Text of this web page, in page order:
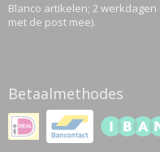
Blanco artikelen; 2
met de post mee).
Betaalmethodes